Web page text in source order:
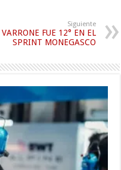
Siguiente
VARRONE FUE 12° EN EL
SPRINT MONEGASCO